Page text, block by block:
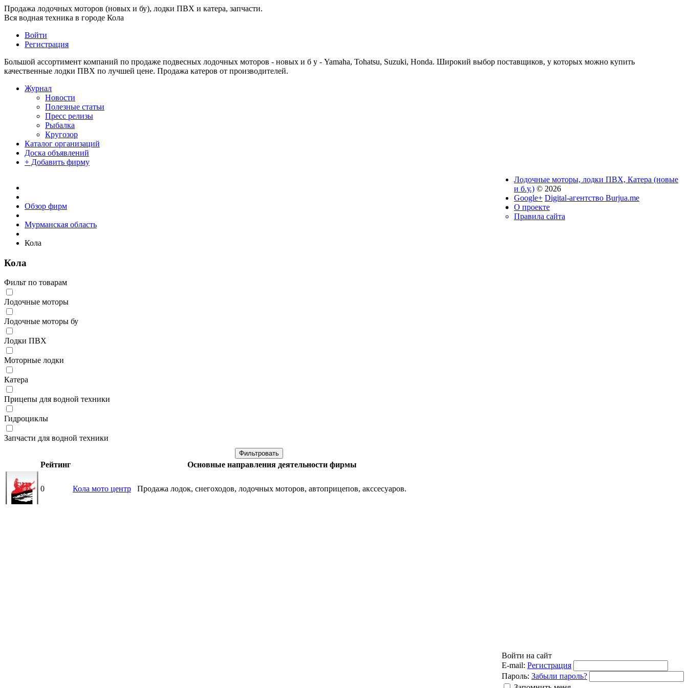
Продажа лодочных моторов (новых и бу), лодки ПВХ и катера, запчасти.
Вся водная техника в городе Кола
Войти
Регистрация
Большой ассортимент компаний по продаже подвесных лодочных моторов - новых и б у - Yamaha, Tohatsu, Suzuki, Honda. Широкий выбор поставщиков, у которых можно купить
качественные лодки ПВХ по лучшей цене. Продажа катеров от производителей.
Журнал
Новости
Полезные статьи
Пресс релизы
Рыбалка
Кругозор
Каталог организаций
Доска объявлений
+ Добавить фирму
Обзор фирм
Мурманская область
Кола
Кола
Фильт по товарам
Лодочные моторы
Лодочные моторы бу
Лодки ПВХ
Моторные лодки
Катера
Прицепы для водной техники
Гидроциклы
Запчасти для водной техники
Рейтинг Основные направления деятельности фирмы
0 Кола мото центр Продажа лодок, снегоходов, лодочных моторов, автоприцепов, акссесуаров.
Войти на сайт
E-mail: Регистрация
Пароль: Забыли пароль?
Лодочные моторы, лодки ПВХ, Катера (новые
и б.у.) © 2026
Google+ Digital-агентство Burjua.me
О проекте
Правила сайта